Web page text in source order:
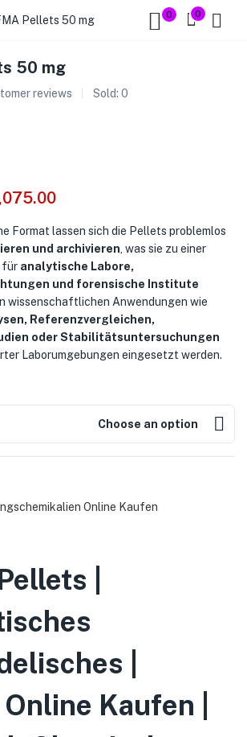
Pellets 50 mg 0 0
50 mg
reviews Sold: 0
Format lassen sich die Pellets problemlos
und archivieren , was sie zu einer
für analytische Labore,
und forensische Institute
wissenschaftlichen Anwendungen wie
Referenzvergleichen,
oder Stabilitätsuntersuchungen
Laborumgebungen eingesetzt werden.
Choose an option
Online Kaufen
|
|
Kaufen |